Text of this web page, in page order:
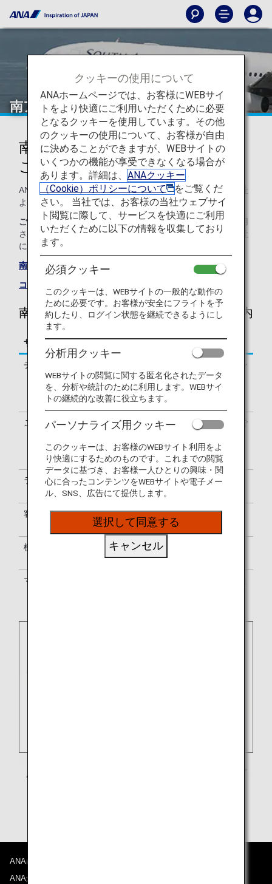
南アフリカ航空（SA）
南アフリカ航空のコードシェアの
ご案内
ANAとのコードシェア便のサービスは以下のとおり運航会社
より提供されます。
ご注意コードシェア便は通例、運航会社の規約や条件が適用
されます。詳細については、ご予約時、もしくは各運航会社
に直接お問い合わせください。
南アフリカ航空のサイト
コードシェア便一覧
南アフリカ航空（SA）のフライトのご案内
サービス 説明
チェックイン
南アフリカ航空（SA）のチェックイン
カウンターでの手続きとなります。出
発ターミナルはお客様のeチケットで
ご確認ください。
ご利用便名の確認
搭乗券は南アフリカ航空便名（SA）で
NH・SA両便名またはSA便名のみで表
示されます。
ラウンジのご利用 ラウンジのご利用についてはラウンジ
のご案内をご覧ください
客室乗務員
南アフリカ航空の客室乗務員が乗務し
ます。
機内サービス
南アフリカ航空のサービス基準に準じ
ます。
マイル積算
ANAについて
ANAからのお知らせ
クッキーの使用について
ANAホームページでは、お客様にWEBサイ
トをより快適にご利用いただくために必要
となるクッキーを使用しています。その他
のクッキーの使用について、お客様が自由
に決めることができますが、WEBサイトの
いくつかの機能が享受できなくなる場合が
あります。詳細は、 ANAクッキー
（Cookie）ポリシーについて
をご覧くだ
さい。 当社では、お客様の当社ウェブサイ
ト閲覧に際して、サービスを快適にご利用
いただくために以下の情報を収集しており
ます。
必須クッキー
このクッキーは、WEBサイトの一般的な動作の
ために必要です。お客様が安全にフライトを予
約したり、ログイン状態を継続できるようにし
ます。
分析用クッキー
WEBサイトの閲覧に関する匿名化されたデータ
を、分析や統計のために利用します。WEBサイ
トの継続的な改善に役立ちます。
パーソナライズ用クッキー
このクッキーは、お客様のWEBサイト利用をよ
り快適にするためのものです。これまでの閲覧
データに基づき、お客様一人ひとりの興味・関
心に合ったコンテンツをWEBサイトや電子メー
ル、SNS、広告にて提供します。
選択して同意する
キャンセル